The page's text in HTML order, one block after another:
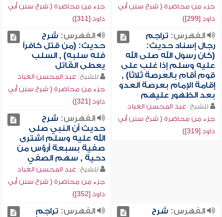
جزء من محاضرة ( شرح سنن أبي
داود [299])
جزء من محاضرة ( شرح سنن أبي
داود [311])
الفهرس: تراجم
رجال إسناد حديث:
(كان رسول الله صلى الله
عليه وسلم إذا غلب على
قوم أقام بالعرصة ثلاثاً) ,
إقامة الإمام بعرصة العدو
بعد الظهور عليهم
للشيخ: عبد المحسن العباد
جزء من محاضرة ( شرح سنن أبي
داود [319])
الفهرس: شرح
حديث: (من قتل كافراً
فله سلبه) , السلب
يعطى القاتل
للشيخ: عبد المحسن العباد
جزء من محاضرة ( شرح سنن أبي
داود [321])
الفهرس: شرح
حديث أن النبي صلى
الله عليه وسلم اشترى
صفية بسبعة أرؤس من
دحية , سهم الصفي
للشيخ: عبد المحسن العباد
جزء من محاضرة ( شرح سنن أبي
داود [352])
الفهرس: شرح
الفهرس: تراجم